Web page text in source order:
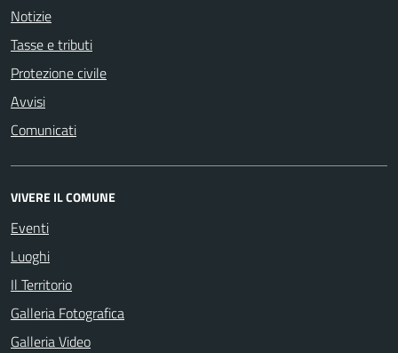
Notizie
Tasse e tributi
Protezione civile
Avvisi
Comunicati
VIVERE IL COMUNE
Eventi
Luoghi
Il Territorio
Galleria Fotografica
Galleria Video